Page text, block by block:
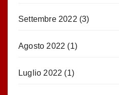
Settembre 2022 (3)
Agosto 2022 (1)
Luglio 2022 (1)